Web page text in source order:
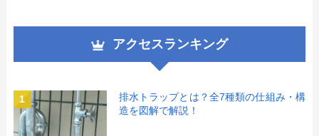
アクセスランキング
1
排水トラップとは？全7種類の仕組み・構
造を図解で解説！